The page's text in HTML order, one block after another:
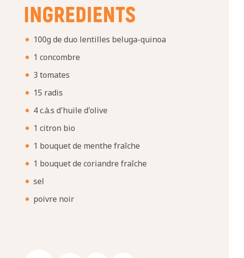
INGREDIENTS
100g de duo lentilles beluga-quinoa
1 concombre
3 tomates
15 radis
4 c.à.s d'huile d'olive
1 citron bio
1 bouquet de menthe fraîche
1 bouquet de coriandre fraîche
sel
poivre noir